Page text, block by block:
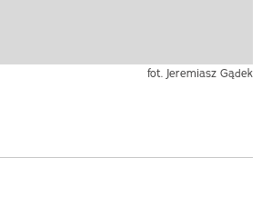
fot. Jeremiasz Gądek